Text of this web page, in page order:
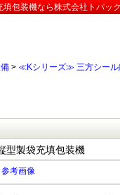
包装機なら株式会社トパッ
> ≪Kシリーズ≫ 三方シール
製袋充填包装機
参考画像